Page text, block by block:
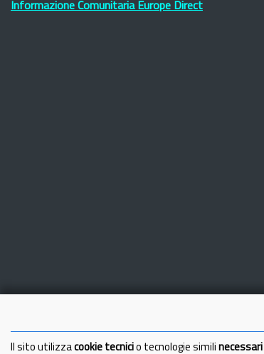
Informazione Comunitaria Europe Direct
Il sito utilizza cookie tecnici o tecnologie simili necessari